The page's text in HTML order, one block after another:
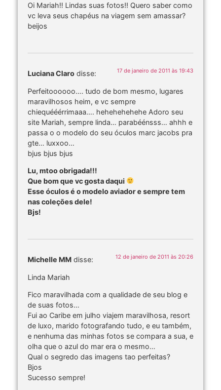
Oi Mariah!! Lindas suas fotos!! Quero saber como
vc leva seus chapéus na viagem sem amassar?
beijos
Luciana Claro disse: 17 de janeiro de 2011 às 19:43
Perfeitoooooo…. tudo de bom mesmo, lugares
maravilhosos heim, e vc sempre
chiequééérrimaaa…. hehehehehehe Adoro seu
site Mariah, sempre linda… parabéénsss… ahhh e
passa o o modelo do seu óculos marc jacobs pra
gte… luxxoo…
bjus bjus bjus
Lu, mtoo obrigada!!!
Que bom que vc gosta daqui
Esse óculos é o modelo aviador e sempre tem
nas coleções dele!
Bjs!
Michelle MM disse: 12 de janeiro de 2011 às 20:26
Linda Mariah
Fico maravilhada com a qualidade de seu blog e
de suas fotos…
Fui ao Caribe em julho viajem maravilhosa, resort
de luxo, marido fotografando tudo, e eu também,
e nenhuma das minhas fotos se compara a sua, e
olha que o azul do mar era o mesmo…
Qual o segredo das imagens tao perfeitas?
Bjos
Sucesso sempre!